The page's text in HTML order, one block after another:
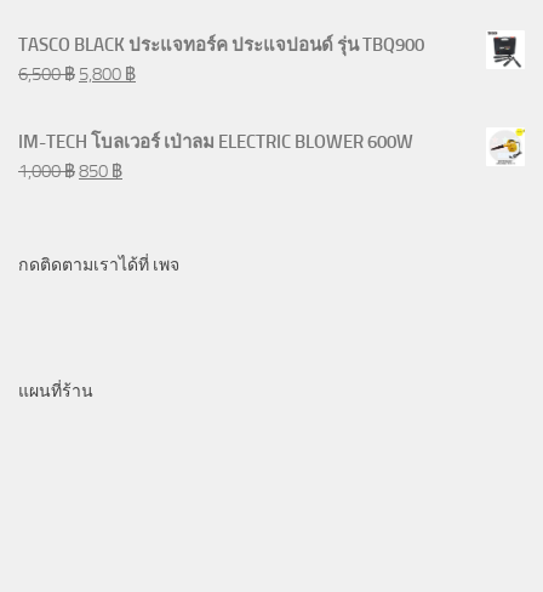
TASCO BLACK ประแจทอร์ค ประแจปอนด์ รุ่น TBQ900
6,500฿ 5,800 ฿
IM-TECH โบลเวอร์ เป่าลม ELECTRIC BLOWER 600W
1,000฿850 ฿
กดติดตามเราได้ที่ เพจ
แผนที่ร้าน